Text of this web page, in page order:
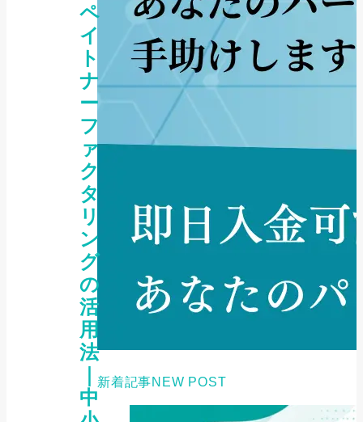
ペ
イ
ト
ナ
ー
フ
ァ
ク
タ
リ
ン
グ
の
活
用
法
｜
中
新着記事NEW POST